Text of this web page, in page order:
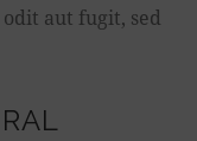
aut fugit, sed